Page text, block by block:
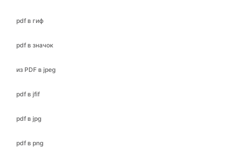
pdf в гиф
pdf в значок
из PDF в jpeg
pdf в jfif
pdf в jpg
pdf в png